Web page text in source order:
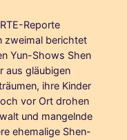
Reporte
zweimal berichtet
Yun-Shows Shen
aus gläubigen
ihre Kinder
vor Ort drohen
und mangelnde
ehemalige Shen-